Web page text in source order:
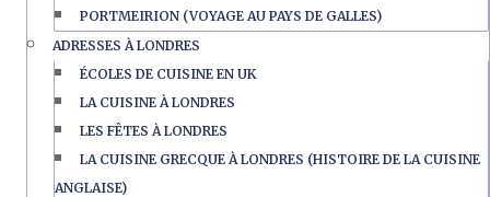
PORTMEIRION (VOYAGE AU PAYS DE GALLES)
ADRESSES À LONDRES
ÉCOLES DE CUISINE EN UK
LA CUISINE À LONDRES
LES FÊTES À LONDRES
LA CUISINE GRECQUE À LONDRES (HISTOIRE DE LA CUISINE
ANGLAISE)